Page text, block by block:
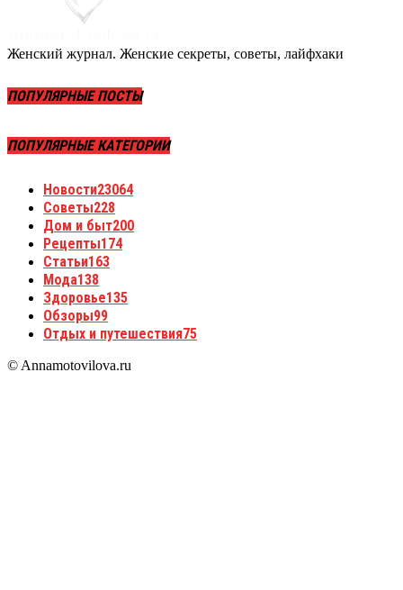
Женский журнал. Женские секреты, советы, лайфхаки
ПОПУЛЯРНЫЕ ПОСТЫ
ПОПУЛЯРНЫЕ КАТЕГОРИИ
Новости23064
Советы228
Дом и быт200
Рецепты174
Статьи163
Мода138
Здоровье135
Обзоры99
Отдых и путешествия75
© Annamotovilova.ru